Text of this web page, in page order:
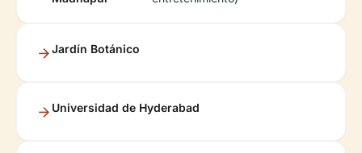
Jardín Botánico
Universidad de Hyderabad